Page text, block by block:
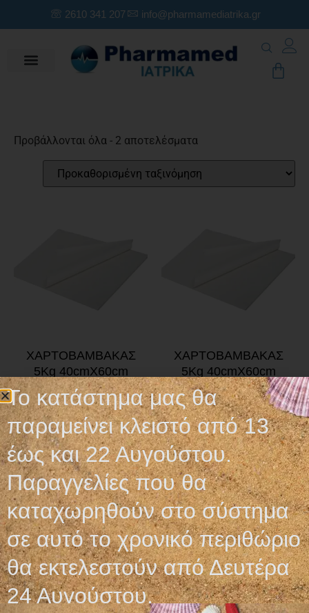
2610 341 207 info@pharmamediatrika.gr
Προβάλλονται όλα - 2 αποτελέσματα
ΧΑΡΤΟΒΑΜΒΑΚΑΣ
5Kg 40cmX60cm
ΑΔΙΠΛΩΤΟΣ
18,00 €
Προσθήκη στο καλάθι
ΧΑΡΤΟΒΑΜΒΑΚΑΣ
5Kg 40cmX60cm
ΔΙΠΛΩΜΕΝΟΣ
22,50€
Προσθήκη στο καλάθι
Ωράριο λειτουργίας
ΕΙΔΙΚΟ ΘΕΡΙΝΟ ΩΡΑΡΙΟ
ΔΕΥ-ΠΑΡ: 09:00-14:30
Το κατάστημα μας θα
παραμείνει κλειστό από 13
έως και 22 Αυγούστου.
Παραγγελίες που θα
καταχωρηθούν στο σύστημα
σε αυτό το χρονικό περιθώριο
θα εκτελεστούν από Δευτέρα
24 Αυγούστου.